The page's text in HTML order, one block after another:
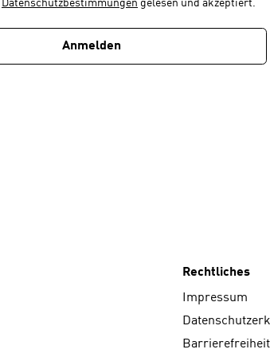
Datenschutzbestimmungen gelesen und akzeptiert.
Anmelden
Rechtliches
Impressum
Barrierefreiheit